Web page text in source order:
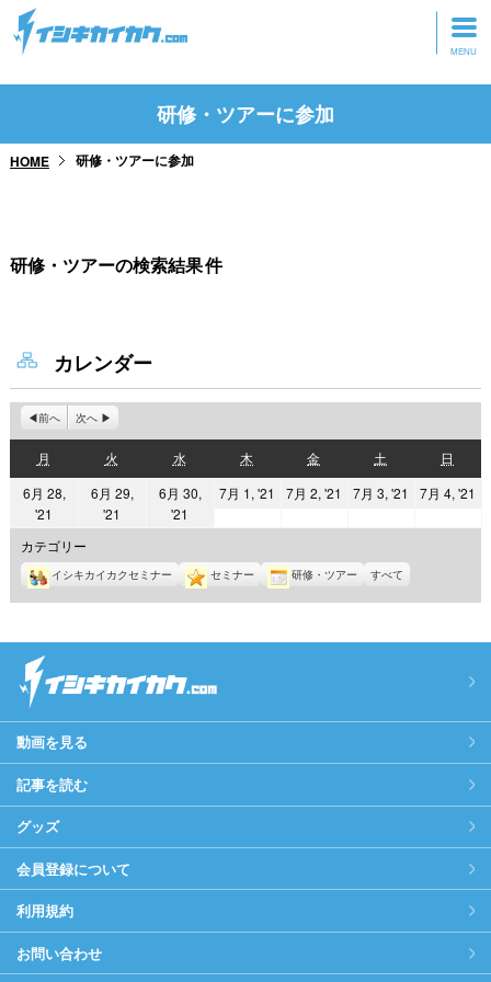
トップページ
研修・ツアーに参加
研修・ツアーに参加
HOME 研修・ツアーに参加
研修・ツアーの検索結果件
カレンダー
前へ 次へ
月
曜
日
火
曜
日
水水
曜
日
木
曜
日
金金
曜
日
土
曜
日
日
曜
日
6月 28,
'21
年
6
月
28
6月 29,
'21
6
月
29
6月 30,
'21
6
月
30
7月 1, '21
2021
月
1
日
7月 2, '21
2021
月
日
7月 3, '21
2021
月
日
7月 4, '21
日
カテゴリー
イシキカイカクセミナー セミナー 研修・ツアー すべて
動画を見る
記事を読む
グッズ
会員登録について
利用規約
お問い合わせ